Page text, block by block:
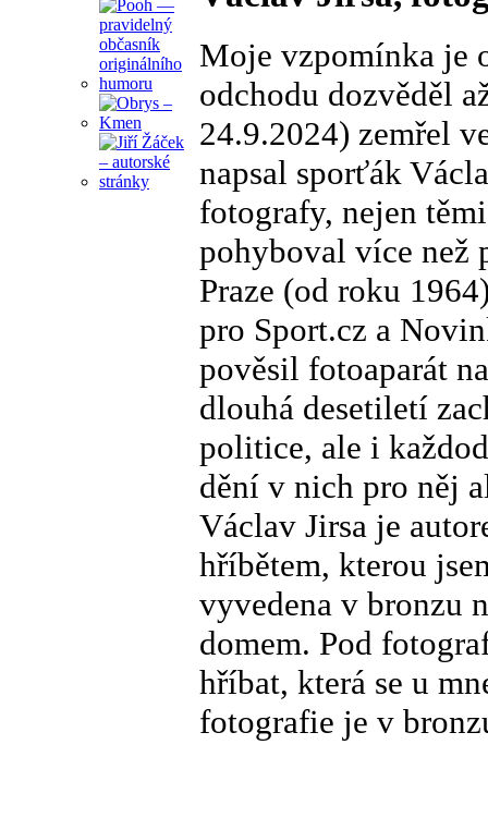
Moje vzpomínka je
odchodu dozvěděl
24.9.2024) zemřel
napsal sporťák
fotografy, nejen
pohyboval více než
Praze (od roku
pro Sport.cz a
pověsil fotoaparát
dlouhá desetiletí
politice, ale i
dění v nich pro něj
Václav Jirsa je
hříbětem, kterou
vyvedena v bronzu
domem. Pod
hříbat, která se u
fotografie je v